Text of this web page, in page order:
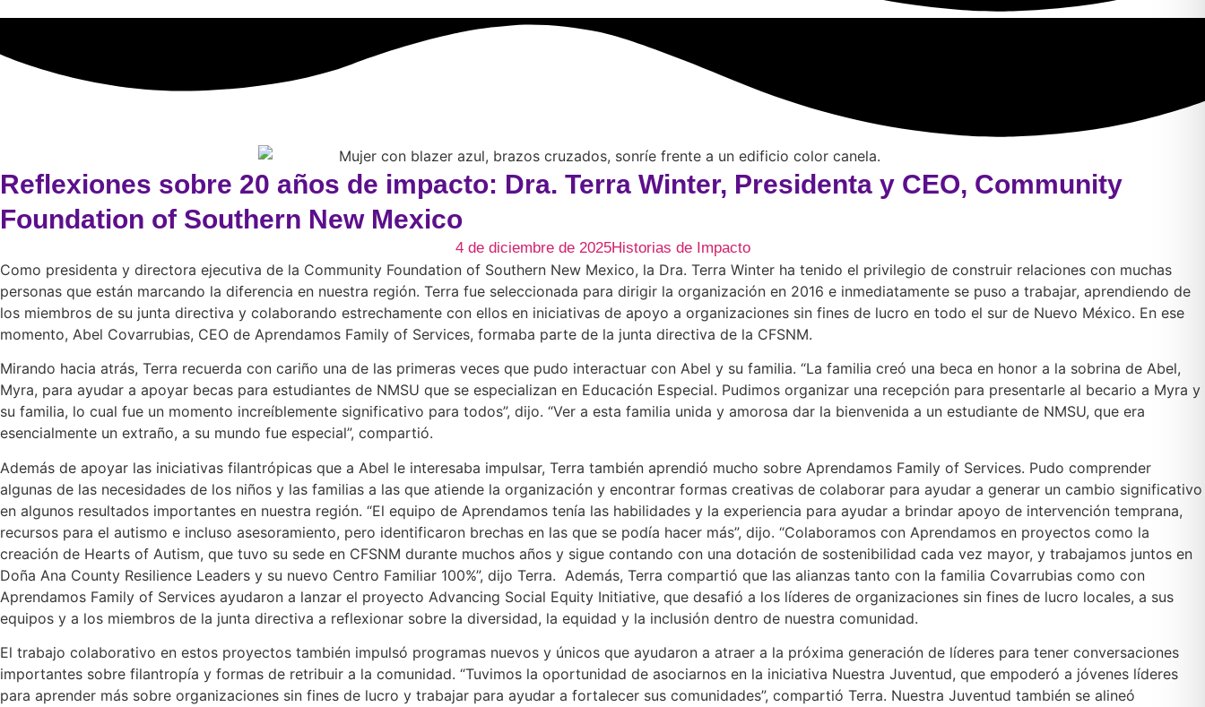
Reflexiones sobre 20 años de impacto: Dra. Terra Winter, Presidenta y CEO, Community
Foundation of Southern New Mexico
4 de diciembre de 2025Historias de Impacto
Como presidenta y directora ejecutiva de la Community Foundation of Southern New Mexico, la Dra. Terra Winter ha tenido el privilegio de construir relaciones con muchas
personas que están marcando la diferencia en nuestra región. Terra fue seleccionada para dirigir la organización en 2016 e inmediatamente se puso a trabajar, aprendiendo de
los miembros de su junta directiva y colaborando estrechamente con ellos en iniciativas de apoyo a organizaciones sin fines de lucro en todo el sur de Nuevo México. En ese
momento, Abel Covarrubias, CEO de Aprendamos Family of Services, formaba parte de la junta directiva de la CFSNM.
Mirando hacia atrás, Terra recuerda con cariño una de las primeras veces que pudo interactuar con Abel y su familia. “La familia creó una beca en honor a la sobrina de Abel,
Myra, para ayudar a apoyar becas para estudiantes de NMSU que se especializan en Educación Especial. Pudimos organizar una recepción para presentarle al becario a Myra y
su familia, lo cual fue un momento increíblemente significativo para todos”, dijo. “Ver a esta familia unida y amorosa dar la bienvenida a un estudiante de NMSU, que era
esencialmente un extraño, a su mundo fue especial”, compartió.
Además de apoyar las iniciativas filantrópicas que a Abel le interesaba impulsar, Terra también aprendió mucho sobre Aprendamos Family of Services. Pudo comprender
algunas de las necesidades de los niños y las familias a las que atiende la organización y encontrar formas creativas de colaborar para ayudar a generar un cambio significativo
en algunos resultados importantes en nuestra región. “El equipo de Aprendamos tenía las habilidades y la experiencia para ayudar a brindar apoyo de intervención temprana,
recursos para el autismo e incluso asesoramiento, pero identificaron brechas en las que se podía hacer más”, dijo. “Colaboramos con Aprendamos en proyectos como la
creación de Hearts of Autism, que tuvo su sede en CFSNM durante muchos años y sigue contando con una dotación de sostenibilidad cada vez mayor, y trabajamos juntos en
Doña Ana County Resilience Leaders y su nuevo Centro Familiar 100%”, dijo Terra. Además, Terra compartió que las alianzas tanto con la familia Covarrubias como con
Aprendamos Family of Services ayudaron a lanzar el proyecto Advancing Social Equity Initiative, que desafió a los líderes de organizaciones sin fines de lucro locales, a sus
equipos y a los miembros de la junta directiva a reflexionar sobre la diversidad, la equidad y la inclusión dentro de nuestra comunidad.
El trabajo colaborativo en estos proyectos también impulsó programas nuevos y únicos que ayudaron a atraer a la próxima generación de líderes para tener conversaciones
importantes sobre filantropía y formas de retribuir a la comunidad. “Tuvimos la oportunidad de asociarnos en la iniciativa Nuestra Juventud, que empoderó a jóvenes líderes
para aprender más sobre organizaciones sin fines de lucro y trabajar para ayudar a fortalecer sus comunidades”, compartió Terra. Nuestra Juventud también se alineó